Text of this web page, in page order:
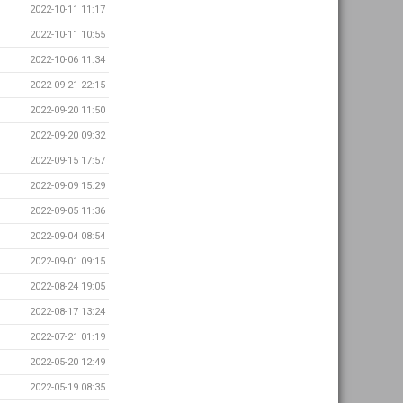
2022-10-11 11:17
2022-10-11 10:55
2022-10-06 11:34
2022-09-21 22:15
2022-09-20 11:50
2022-09-20 09:32
2022-09-15 17:57
2022-09-09 15:29
2022-09-05 11:36
2022-09-04 08:54
2022-09-01 09:15
2022-08-24 19:05
2022-08-17 13:24
2022-07-21 01:19
2022-05-20 12:49
2022-05-19 08:35